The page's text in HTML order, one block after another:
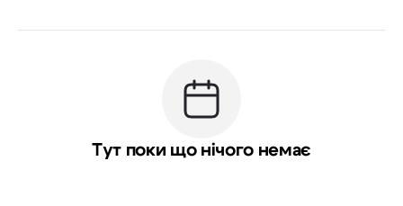
Тут поки що нічого немає